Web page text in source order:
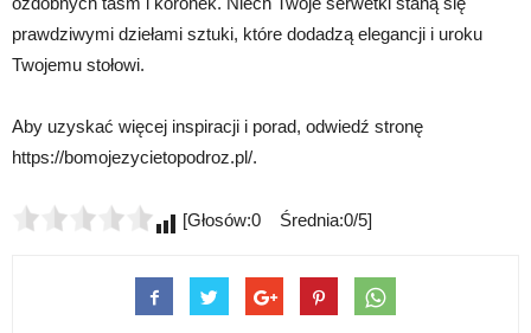
prawdziwymi dziełami sztuki, które dodadzą elegancji i uroku
Twojemu stołowi.
Aby uzyskać więcej inspiracji i porad, odwiedź stronę
https://bomojezycietopodroz.pl/.
[Głosów:0 Średnia:0/5]